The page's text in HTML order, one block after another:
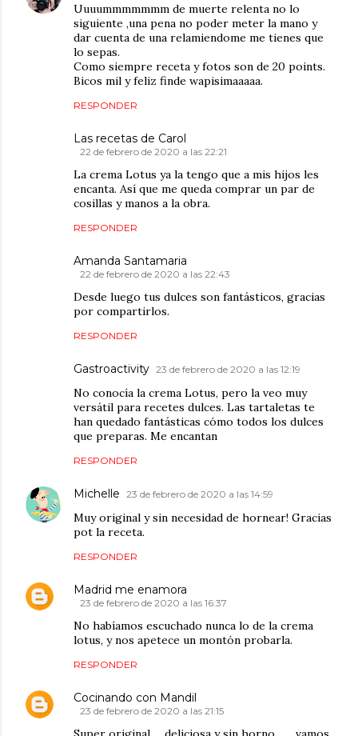
Uuuummmmmmm de muerte relenta no lo
siguiente ,una pena no poder meter la mano y
dar cuenta de una relamiendome me tienes que
lo sepas.
Como siempre receta y fotos son de 20 points.
Bicos mil y feliz finde wapisimaaaaa.
RESPONDER
Las recetas de Carol
22 de febrero de 2020 a las 22:21
La crema Lotus ya la tengo que a mis hijos les
encanta. Así que me queda comprar un par de
cosillas y manos a la obra.
RESPONDER
Amanda Santamaria
22 de febrero de 2020 a las 22:43
Desde luego tus dulces son fantásticos, gracias
por compartirlos.
RESPONDER
Gastroactivity 23 de febrero de 2020 a las 12:19
No conocía la crema Lotus, pero la veo muy
versátil para recetes dulces. Las tartaletas te
han quedado fantásticas cómo todos los dulces
que preparas. Me encantan
RESPONDER
Michelle 23 de febrero de 2020 a las 14:59
Muy original y sin necesidad de hornear! Gracias
pot la receta.
RESPONDER
Madrid me enamora
23 de febrero de 2020 a las 16:37
No habíamos escuchado nunca lo de la crema
lotus, y nos apetece un montón probarla.
RESPONDER
Cocinando con Mandil
23 de febrero de 2020 a las 21:15